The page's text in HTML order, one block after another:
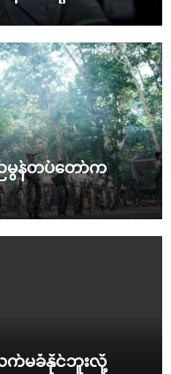
မွန်တပ်တော်က
က်မခံနိုင်ဘူးလို့